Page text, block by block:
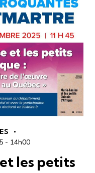
- 14h00
les petits